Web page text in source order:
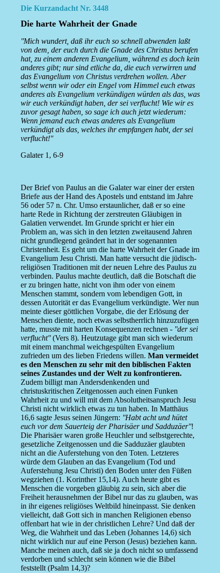
Die Kurzandacht Nr. 3448
Die harte Wahrheit der Gnade
''Mich wundert, daß ihr euch so schnell abwenden laßt
von dem, der euch durch die Gnade des Christus berufen
hat, zu einem anderen Evangelium, während es doch kein
anderes gibt; nur sind etliche da, die euch verwirren und
das Evangelium von Christus verdrehen wollen. Aber
selbst wenn wir oder ein Engel vom Himmel euch etwas
anderes als Evangelium verkündigen würden als das, was
wir euch verkündigt haben, der sei verflucht! Wie wir es
zuvor gesagt haben, so sage ich auch jetzt wiederum:
Wenn jemand euch etwas anderes als Evangelium
verkündigt als das, welches ihr empfangen habt, der sei
verflucht!''
Galater 1, 6-9
Der Brief von Paulus an die Galater war einer der ersten
Briefe aus der Hand des Apostels und entstand im Jahre
56 oder 57 n. Chr. Umso erstaunlicher, daß er so eine
harte Rede in Richtung der zerstreuten Gläubigen in
Galatien verwendet. Im Grunde spricht er hier ein
Problem an, was sich in den letzten zweitausend Jahren
nicht grundlegend geändert hat in der sogenannten
Christenheit. Es geht um die harte Wahrheit der Gnade im
Evangelium Jesu Christi. Man hatte versucht die jüdisch-
religiösen Traditionen mit der neuen Lehre des Paulus zu
verbinden. Paulus machte deutlich, daß die Botschaft die
er zu bringen hatte, nicht von ihm oder von einem
Menschen stammt, sondern vom lebendigen Gott, in
dessen Autorität er das Evangelium verkündigte. Wer nun
meinte dieser göttlichen Vorgabe, die der Erlösung der
Menschen diente, noch etwas selbstherrlich hinzuzufügen
hatte, musste mit harten Konsequenzen rechnen - ''der sei
verflucht''(Vers 8). Heutzutage gibt man sich wiederum
mit einem manchmal weichgespülten Evangelium
zufrieden um des lieben Friedens willen. Man vermeidet
es den Menschen zu sehr mit den biblischen Fakten
seines Zustandes und der Welt zu konfrontieren.
Zudem billigt man Andersdenkenden und
christuskritischen Zeitgenossen auch einen Funken
Wahrheit zu und will mit dem Absolutheitsanspruch Jesu
Christi nicht wirklich etwas zu tun haben. In Matthäus
16,6 sagte Jesus seinen Jüngern: ''Habt acht und hütet
euch vor dem Sauerteig der Pharisäer und Sadduzäer''!
Die Pharisäer waren große Heuchler und selbstgerechte,
gesetzliche Zeitgenossen und die Sadduzäer glaubten
nicht an die Auferstehung von den Toten. Letzteres
würde dem Glauben an das Evangelium (Tod und
Auferstehung Jesu Christi) den Boden unter den Füßen
wegziehen (1. Korinther 15,14). Auch heute gibt es
Menschen die vorgeben gläubig zu sein, sich aber die
Freiheit herausnehmen der Bibel nur das zu glauben, was
in ihr eigenes religiöses Weltbild hineinpasst. Sie denken
vielleicht, daß Gott sich in manchen Religionen ebenso
offenbart hat wie in der christlichen Lehre? Und daß der
Weg, die Wahrheit und das Leben (Johannes 14,6) sich
nicht wirklich nur auf eine Person (Jesus) beziehen kann.
Manche meinen auch, daß sie ja doch nicht so umfassend
verdorben und schlecht sein können wie die Bibel
feststellt (Psalm 14,3)?